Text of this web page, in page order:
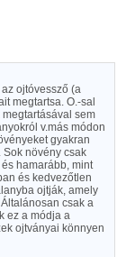
ojtóvessző (a
megtartsa. O.-sal
sem
v.más módon
gyakran
növény csak
hamarább, mint
és kedvezőtlen
ojtják, amely
csak a
ez a módja a
ojtványai könnyen